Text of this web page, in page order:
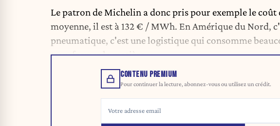
Le patron de Michelin a donc pris pour exemple le
moyenne, il est à 132 € / MWh. En Amérique du
pneumatique, c'est une logistique qui consomme
transformer la matière. »
CONTENU PREMIUM
Pour continuer la lecture, abonnez-vous ou utilisez un crédit.